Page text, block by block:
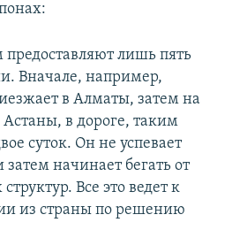
лишь пять
Вначале, например,
в Алматы, затем на
Астаны, в дороге, таким
суток. Он не успевает
затем начинает бегать от
Все это ведет к
из страны по решению